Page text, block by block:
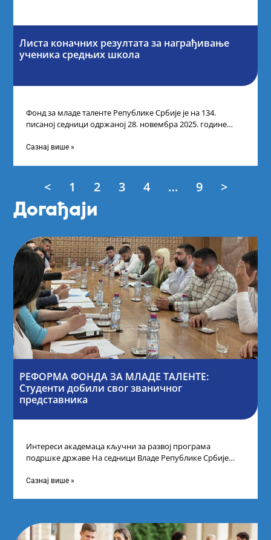
Листа коначних резултата за награђивање
ученика средњих школа
Фонд за младе таленте Републике Србије је на 134.
писаној седници одржаној 28. новембра 2025. године
Сазнај више »
< 1 2 3 4 … 9 >
Догађаји
РЕФОРМА ФОНДА ЗА МЛАДЕ ТАЛЕНТЕ:
Студенти добили свог званичног
представника
Интереси академаца кључни за развој програма
подршке државе На седници Владе Републике Србије
Сазнај више »